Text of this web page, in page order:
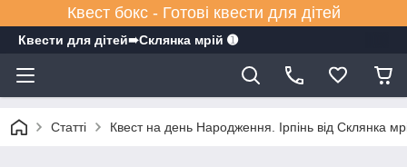
Квест бокс - Готові квести для дітей
Квести для дітей➠Склянка мрiй ➊
Статті Квест на день Народження. Ірпінь від Склянка